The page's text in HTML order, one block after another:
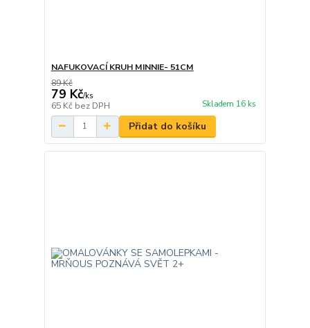
NAFUKOVACÍ KRUH MINNIE- 51CM
89 Kč
79 Kč/ks
65 Kč bez DPH Skladem 16 ks
Přidat do košíku